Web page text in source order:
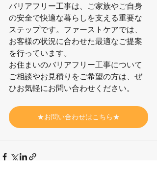
バリアフリー工事は、ご家族やご自身
の安全で快適な暮らしを支える重要な
ステップです。ファーストケアでは、
お客様の状況に合わせた最適なご提案
を行っています。
お住まいのバリアフリー工事について
ご相談やお見積りをご希望の方は、ぜ
ひお気軽にお問い合わせください。
★お問い合わせはこちら★